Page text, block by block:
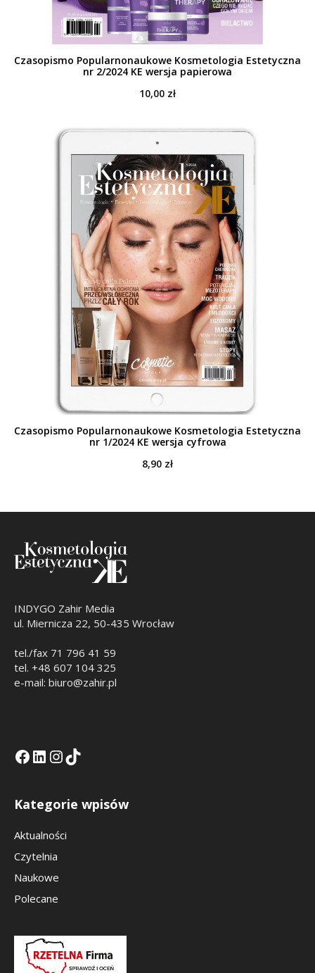
Czasopismo Popularnonaukowe Kosmetologia Estetyczna
nr 2/2024 KE wersja papierowa
10,00 zł
Czasopismo Popularnonaukowe Kosmetologia Estetyczna
nr 1/2024 KE wersja cyfrowa
8,90 zł
INDYGO Zahir Media
ul. Miernicza 22, 50-435 Wrocław
tel./fax 71 796 41 59
tel. +48 607 104 325
e-mail: biuro@zahir.pl
Facebook
LinkedIn
Tik Tok KEInstagramm KE
Kategorie wpisów
Aktualności
Czytelnia
Naukowe
Polecane